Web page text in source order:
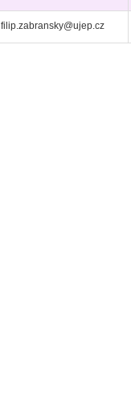
filip.zabransky@ujep.cz